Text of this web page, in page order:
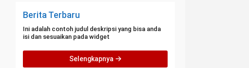
Berita Terbaru
Ini adalah contoh judul deskripsi yang bisa anda
isi dan sesuaikan pada widget
Selengkapnya